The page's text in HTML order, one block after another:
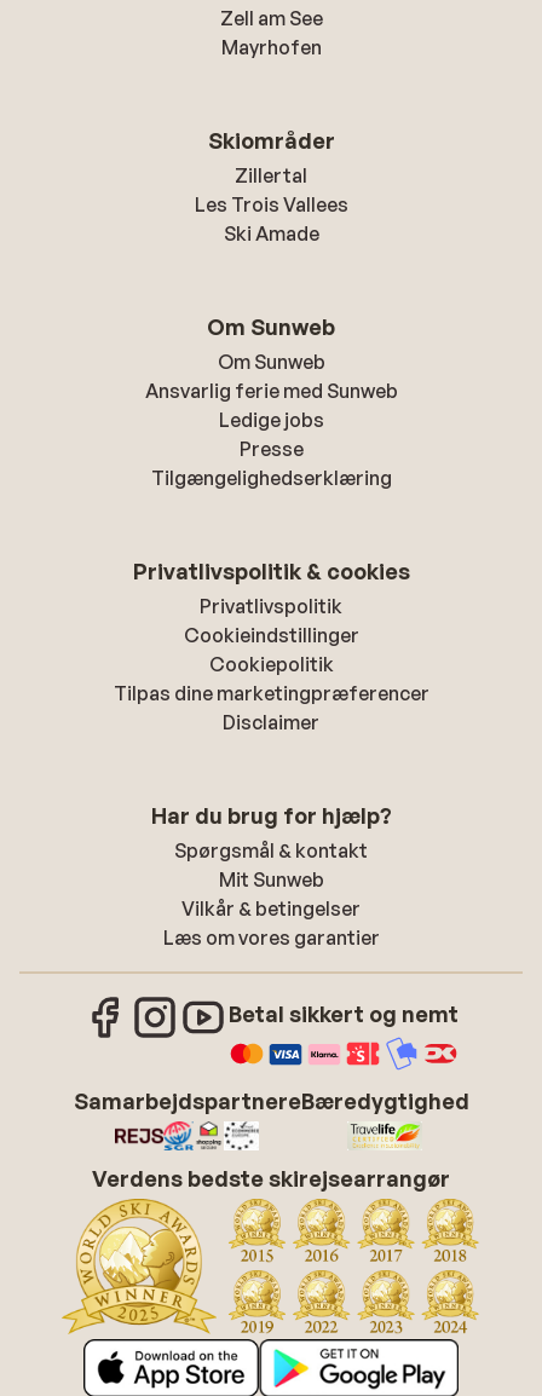
Zell am See
Mayrhofen
Skiområder
Zillertal
Les Trois Vallees
Ski Amade
Om Sunweb
Om Sunweb
Ansvarlig ferie med Sunweb
Ledige jobs
Presse
Tilgængelighedserklæring
Privatlivspolitik & cookies
Privatlivspolitik
Cookieindstillinger
Cookiepolitik
Tilpas dine marketingpræferencer
Disclaimer
Har du brug for hjælp?
Spørgsmål & kontakt
Mit Sunweb
Vilkår & betingelser
Læs om vores garantier
Betal sikkert og nemt
SamarbejdspartnereBæredygtighed
Verdens bedste skirejsearrangør